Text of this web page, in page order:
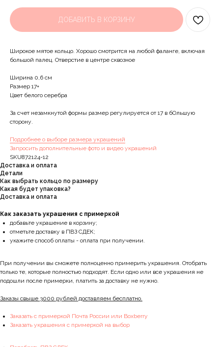
ДОБАВИТЬ В КОРЗИНУ
Широкое мятое кольцо. Хорошо смотрится на любой фаланге, включая
большой палец. Отверстие в центре сквозное
Ширина 0,6 см
Размер 17+
Цвет белого серебра
За счет незамкнутой формы размер регулируется от 17 в бОльшую
сторону.
Подробнее о выборе размера украшений
Запросить дополнительные фото и видео украшений
SKU872124-12
Доставка и оплата
Детали
Как выбрать кольцо по размеру
Какая будет упаковка?
Доставка и оплата
Как заказать украшения с примеркой
добавьте украшение в корзину;
отметьте доставку в ПВЗ СДЕК;
укажите способ оплаты - оплата при получении.
При получении вы сможете полноценно примерить украшения. Отобрать
только те, которые полностью подходят. Если одно или все украшения не
подошли после примерки, платить за доставку не нужно.
Заказы свыше 3000 рублей доставляем бесплатно.
Заказать с примеркой Почта России или Boxberry
Заказать украшения с примеркой на выбор